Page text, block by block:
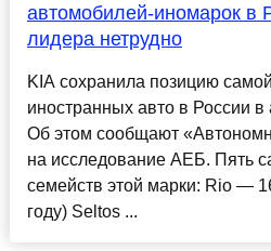
автомобилей-иномарок в
лидера нетрудно
KIA сохранила позицию
иностранных авто в России в
Об этом сообщают
на исследование АЕБ. Пять
семейств этой марки: Rio —
году) Seltos ...